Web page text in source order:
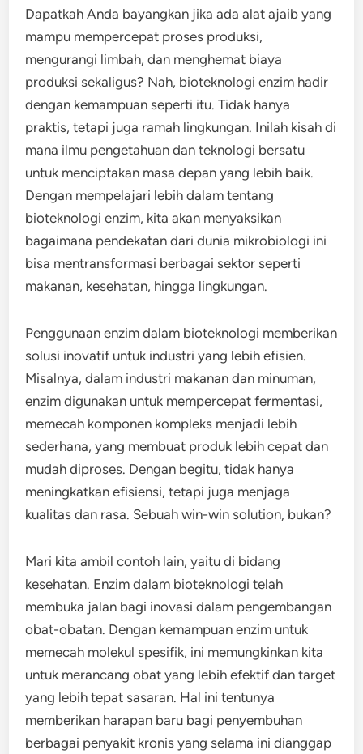
Dapatkah Anda bayangkan jika ada alat ajaib yang
mampu mempercepat proses produksi,
mengurangi limbah, dan menghemat biaya
produksi sekaligus? Nah, bioteknologi enzim hadir
dengan kemampuan seperti itu. Tidak hanya
praktis, tetapi juga ramah lingkungan. Inilah kisah di
mana ilmu pengetahuan dan teknologi bersatu
untuk menciptakan masa depan yang lebih baik.
Dengan mempelajari lebih dalam tentang
bioteknologi enzim, kita akan menyaksikan
bagaimana pendekatan dari dunia mikrobiologi ini
bisa mentransformasi berbagai sektor seperti
makanan, kesehatan, hingga lingkungan.
Penggunaan enzim dalam bioteknologi memberikan
solusi inovatif untuk industri yang lebih efisien.
Misalnya, dalam industri makanan dan minuman,
enzim digunakan untuk mempercepat fermentasi,
memecah komponen kompleks menjadi lebih
sederhana, yang membuat produk lebih cepat dan
mudah diproses. Dengan begitu, tidak hanya
meningkatkan efisiensi, tetapi juga menjaga
kualitas dan rasa. Sebuah win-win solution, bukan?
Mari kita ambil contoh lain, yaitu di bidang
kesehatan. Enzim dalam bioteknologi telah
membuka jalan bagi inovasi dalam pengembangan
obat-obatan. Dengan kemampuan enzim untuk
memecah molekul spesifik, ini memungkinkan kita
untuk merancang obat yang lebih efektif dan target
yang lebih tepat sasaran. Hal ini tentunya
memberikan harapan baru bagi penyembuhan
berbagai penyakit kronis yang selama ini dianggap